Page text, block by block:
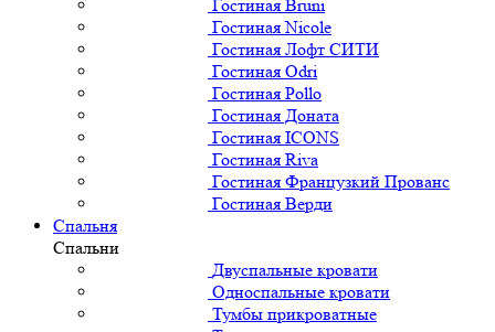
Гостиная Bruni
Гостиная Nicole
Гостиная Лофт СИТИ
Гостиная Odri
Гостиная Pollo
Гостиная Доната
Гостиная ICONS
Гостиная Riva
Гостиная Французкий Прованс
Гостиная Верди
Спальня
Спальни
Двуспальные кровати
Односпальные кровати
Тумбы прикроватные